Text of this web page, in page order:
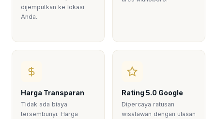
dijemputkan ke lokasi
Anda.
Harga Transparan
Tidak ada biaya
tersembunyi. Harga
Rating 5.0 Google
Dipercaya ratusan
wisatawan dengan ulasan